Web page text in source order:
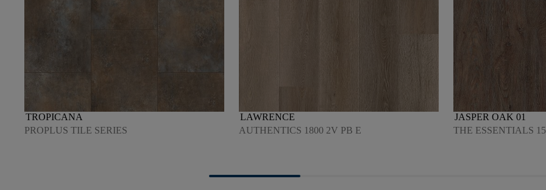
TROPICANA
PROPLUS TILE SERIES
LAWRENCE
AUTHENTICS 1800 2V PB E
JASPER OAK 01
THE ESSENTIALS